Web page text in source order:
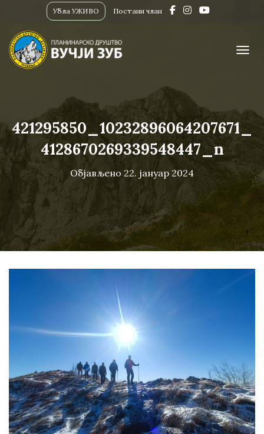
Убла УЖИВО Постани члан
421295850_10232896064207671_
4128670269339548447_n
Објављено 22. јануар 2024